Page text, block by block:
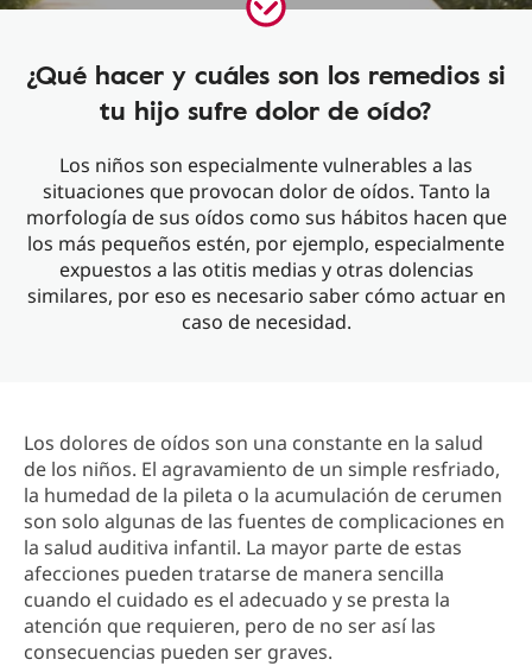
¿Qué hacer y cuáles son los remedios si
tu hijo sufre dolor de oído?
Los niños son especialmente vulnerables a las
situaciones que provocan dolor de oídos. Tanto la
morfología de sus oídos como sus hábitos hacen que
los más pequeños estén, por ejemplo, especialmente
expuestos a las otitis medias y otras dolencias
similares, por eso es necesario saber cómo actuar en
caso de necesidad.
Los dolores de oídos son una constante en la salud
de los niños. El agravamiento de un simple resfriado,
la humedad de la pileta o la acumulación de cerumen
son solo algunas de las fuentes de complicaciones en
la salud auditiva infantil. La mayor parte de estas
afecciones pueden tratarse de manera sencilla
cuando el cuidado es el adecuado y se presta la
atención que requieren, pero de no ser así las
consecuencias pueden ser graves.